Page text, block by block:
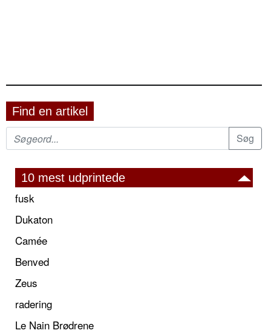
Find en artikel
10 mest udprintede
fusk
Dukaton
Camée
Benved
Zeus
radering
Le Nain Brødrene